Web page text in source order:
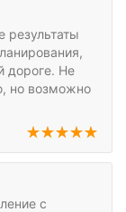
результаты
дороге. Не
но возможно
с